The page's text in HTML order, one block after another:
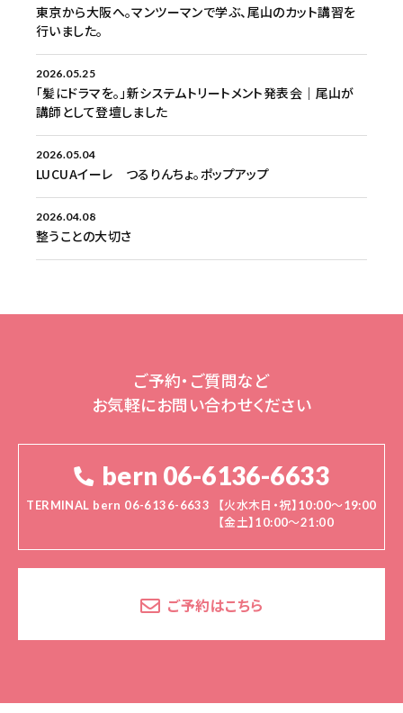
東京から大阪へ。マンツーマンで学ぶ、尾山のカット講習を
行いました。
2026.05.25
「髪にドラマを。」新システムトリートメント発表会｜尾山が
講師として登壇しました
2026.05.04
LUCUAイーレ つるりんちょ。ポップアップ
2026.04.08
整うことの大切さ
ご予約・ご質問など
お気軽にお問い合わせください
bern 06-6136-6633
TERMINAL bern 06-6136-6633
【火水木日・祝】10:00～19:00
【金土】10:00〜21:00
ご予約はこちら